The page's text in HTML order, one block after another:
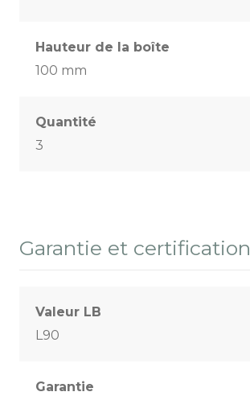
Hauteur de la boîte
100 mm
Quantité
3
Garantie et certification
Valeur LB
L90
Garantie